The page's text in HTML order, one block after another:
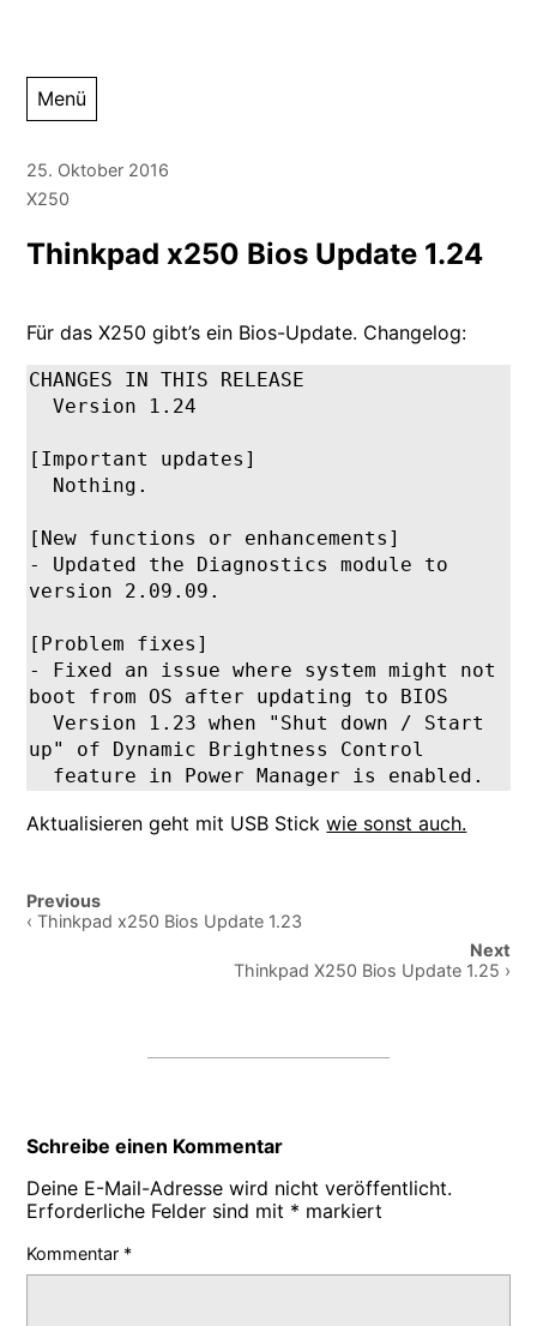
InhaltMenü
25. Oktober 2016
X250
Thinkpad x250 Bios Update 1.24
Für das X250 gibt’s ein Bios-Update. Changelog:
CHANGES IN THIS RELEASE
[Important updates]
[New functions or enhancements]
- Updated the Diagnostics module to
version 2.09.09.
[Problem fixes]
- Fixed an issue where system might not
boot from OS after updating to BIOS
up" of Dynamic Brightness Control
  feature in Power Manager is enabled.
Aktualisieren geht mit USB Stickwie sonst auch.
Post
navigation
Previous
‹ Thinkpad x250 Bios Update 1.23
Next
Thinkpad X250 Bios Update 1.25 ›
Schreibe einen Kommentar
Deine E-Mail-Adresse wird nicht veröffentlicht.
Erforderliche Felder sind mit * markiert
Kommentar *